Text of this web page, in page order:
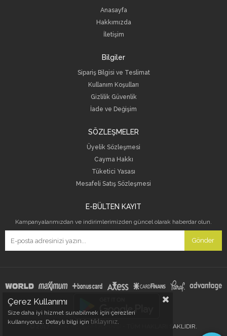
Anasayfa
Hakkımızda
İletişim
Bilgiler
Sipariş Bilgisi ve Teslimat
Kullanım Koşulları
Gizlilik Güvenlik
İade ve Değişim
SÖZLEŞMELER
Üyelik Sözleşmesi
Cayma Hakkı
Tüketici Yasası
Mesafeli Satış Sözleşmesi
E-BÜLTEN KAYIT
Kampanyalarımızdan ve indirimlerimizden güncel olarak haberdar olun.
Gönder
SİPER REKLAM AJANSI - TÜM HAKLARI SAKLIDIR.
Çerez Kullanımı
Size daha iyi hizmet sunabilmek için çerezleri
kullanıyoruz. Detaylı bilgi için tıklayınız.